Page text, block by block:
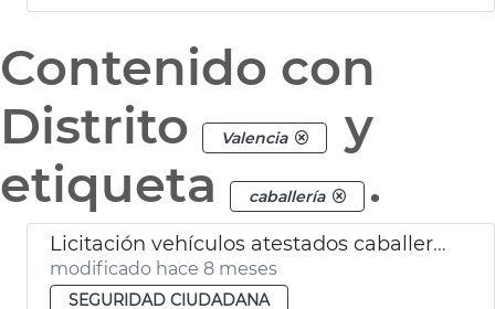
Contenido con
Distrito
Valencia
y
etiqueta
caballería .
Licitación vehículos atestados caballería Policía Local València
modificado hace 8 meses
SEGURIDAD CIUDADANA